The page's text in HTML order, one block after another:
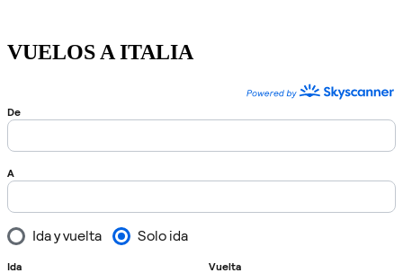
VUELOS A ITALIA